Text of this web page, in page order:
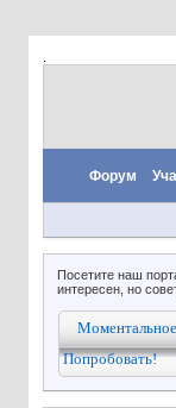
Форум
Посетите наш
интересен, но
Попробовать!